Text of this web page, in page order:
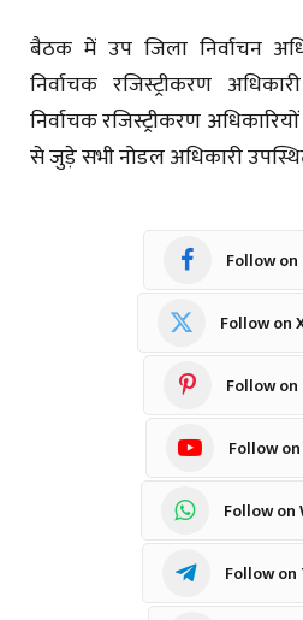
बैठक में उप जिला निर्वाचन
निर्वाचक रजिस्ट्रीकरण
निर्वाचक रजिस्ट्रीकरण
से जुड़े सभी नोडल अधिकारी
Follow
Follow on
Follow
Follow
Follow on
Follow